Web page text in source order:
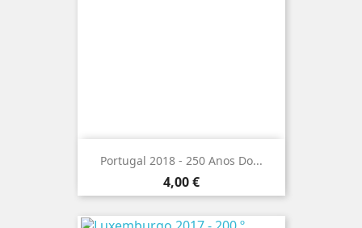
Portugal 2018 - 250 Anos Do...
Preço
4,00 €